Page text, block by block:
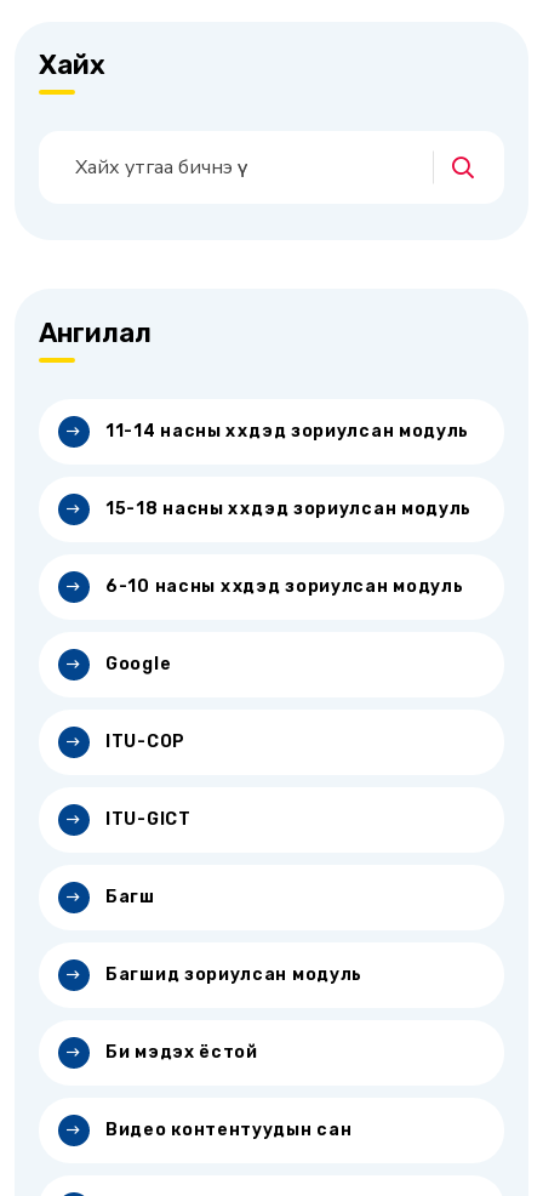
Хайх
Ангилал
11-14 насны хүүхдэд зориулсан модуль
15-18 насны хүүхдэд зориулсан модуль
6-10 насны хүүхдэд зориулсан модуль
Google
ITU-COP
ITU-GICT
Багш
Багшид зориулсан модуль
Би мэдэх ёстой
Видео контентуудын сан